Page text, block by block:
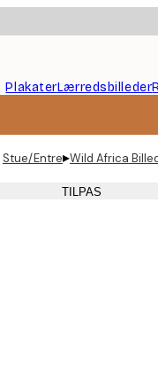
PlakaterLærredsbilleder
Stue/Entre▸Wild Africa
TILPAS